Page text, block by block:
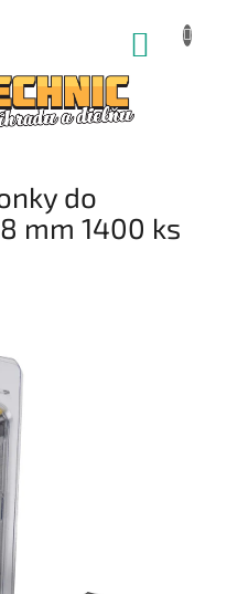
do
mm 1400 ks